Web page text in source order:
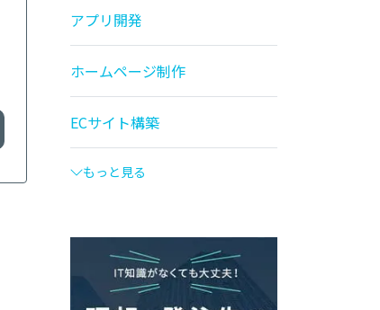
アプリ開発
ホームページ制作
ECサイト構築
もっと見る